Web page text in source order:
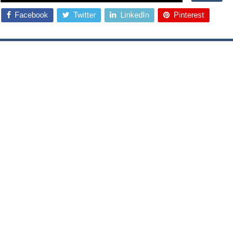
Facebook Twitter LinkedIn Pinterest